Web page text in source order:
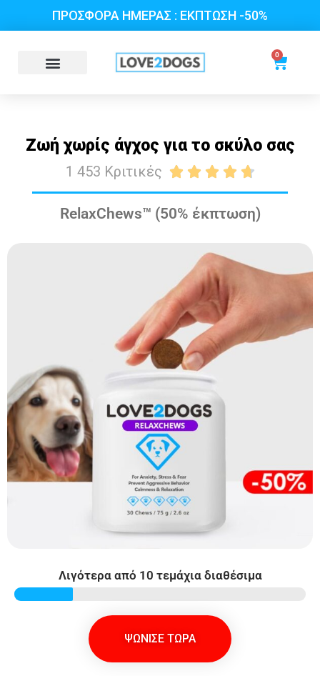
ΠΡΟΣΦΟΡΑ ΗΜΕΡΑΣ : ΕΚΠΤΩΣΗ -50%
0
Ζωή χωρίς άγχος για το σκύλο σας
1 453 Κριτικές     
RelaxChews™ (50% έκπτωση)
Λιγότερα από 10 τεμάχια διαθέσιμα
ΨΩΝΙΣΕ ΤΩΡΑ